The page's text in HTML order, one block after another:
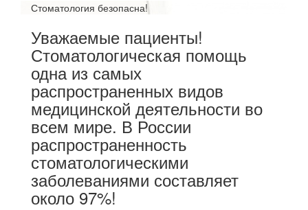
Стоматология безопасна!
Уважаемые пациенты!
Стоматологическая помощь
одна из самых
распространенных видов
медицинской деятельности во
всем мире. В России
распространенность
стоматологическими
заболеваниями составляет
около 97%!